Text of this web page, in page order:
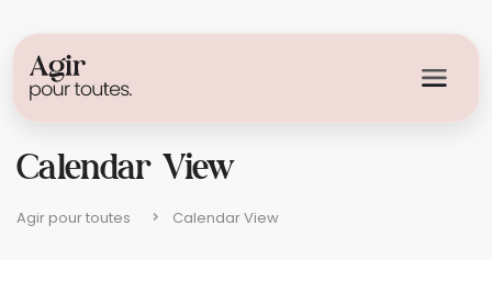
Calendar View
Agir pour toutes Calendar View